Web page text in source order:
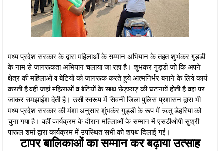
मध्य प्रदेश सरकार के द्वारा महिलाओं के सम्मान अभियान के तहत शुभंकर गुड्डी
के नाम से जागरूकता अभियान चलाया जा रहा है। शुभंकर गुड्डी जो कि अपने
क्षेत्र की महिलाओं व बेटियों को जागरूक करते हुये आत्मनिर्भर बनाने के लिये कार्य
करती है वहीं जहां महिलाओं व बेटियों के साथ छेड़छाड़ की घटनायें होती है वहां पर
जाकर समझाईश देती है। उसी स्वरूप में सिवनी जिला पुलिस प्रशासन द्वारा भी
मध्य प्रदेश सरकार की मंशा अनुसार शुंभकंर गुड्डी के रूप में ऋतु डेहरिया को
चुना गया है। वहीं कार्यक्रम के दौरान महिलाओं के सम्मान में एसडीओपी सुश्री
पारूल शर्मा द्वारा कार्यक्रम में उपस्थित सभी को शपथ दिलाई गई।
टापर बालिकाओं का सम्मान कर बढ़ाया उत्साह